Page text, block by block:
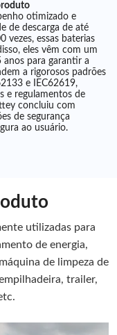
otimizado e
de descarga de até
vezes, essas baterias
eles vêm com um
para garantir a
a rigorosos padrões
e IEC62619,
e regulamentos de
concluiu com
de segurança
ao usuário.
utilizadas para
de energia,
de limpeza de
trailer,